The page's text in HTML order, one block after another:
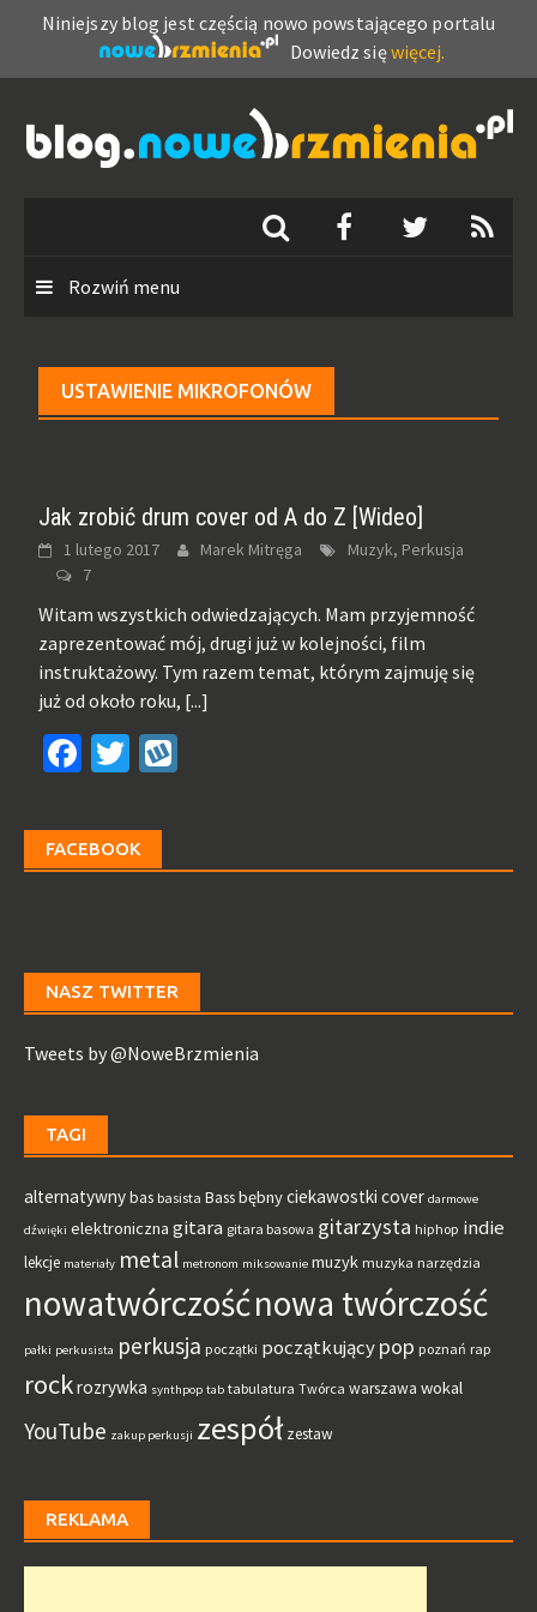
Niniejszy blog jest częścią nowo powstającego portalu
Dowiedz sięwięcej.
content
Rozwiń menu
USTAWIENIE MIKROFONÓW
Jak zrobić drum cover od A do Z [Wideo]
1 lutego 2017 Marek Mitręga
Muzyk, Perkusja
7
Witam wszystkich odwiedzających. Mam przyjemność
zaprezentować mój, drugi już w kolejności, film
instruktażowy. Tym razem temat, którym zajmuję się
już od około roku, [...]
Facebook
Twitter
FACEBOOK
NASZ TWITTER
Tweets by @NoweBrzmienia
TAGI
alternatywnybas basista Bassbębnyciekawostki cover darmowe
dźwięki elektroniczna gitara gitara basowa gitarzysta hiphop indie
lekcje materiały metal metronom miksowanie muzyk muzyka narzędzia
nowatwórczośćnowa twórczość
pałki perkusista perkusja początki początkującypop poznań rap
rockrozrywka synthpop tab tabulatura Twórca warszawa wokal
YouTube zakup perkusji zespół zestaw
REKLAMA